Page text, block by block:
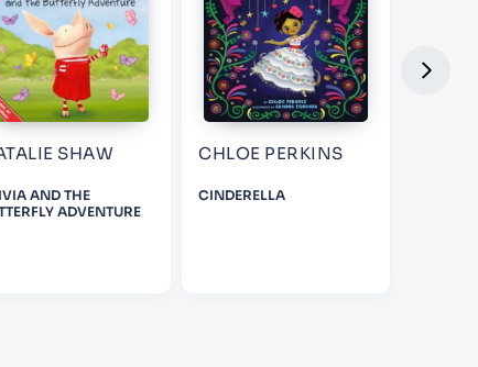
SHAW
AND THE
ADVENTURE
CHLOE PERKINS
CINDERELLA